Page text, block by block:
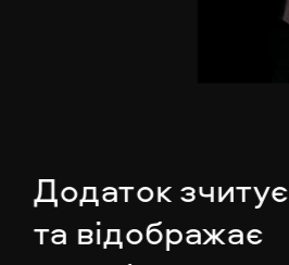
Додаток зчитує
та відображає